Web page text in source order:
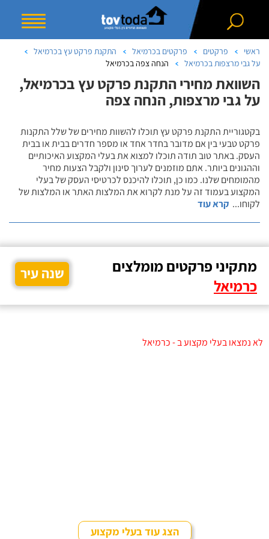
ראשי פרקטים פרקטים בכרמיאל
התקנת פרקט עץ בכרמיאל
על גבי מרצפות בכרמיאל
הנחה צפה בכרמיאל
השוואת מחירי התקנת פרקט עץ בכרמיאל,
על גבי מרצפות, הנחה צפה
בקטגוריית התקנת פרקט עץ תוכלו להשוות מחירים של שלל התקנות
פרקט טבעי בין אם מדובר בחדר אחד או מספר חדרים בבית או בבית
העסק. באתר טוב תודה תוכלו למצוא את בעלי המקצוע האיכותיים
וההגונים ביותר. אתם מוזמנים לערוך סינון ולקבל הצעות מחיר
מהמומחים שלנו. כמו כן, תוכלו להיכנס לכרטיסי העסק של בעלי
המקצוע בעמוד זה על מנת לקרוא את המלצות האתר או המלצות של
לקוחו... קרא עוד
מתקיני פרקטים מומלצים
כרמיאל
שנה עיר
לא נמצאו בעלי מקצוע ב - כרמיאל
הצג עוד בעלי מקצוע